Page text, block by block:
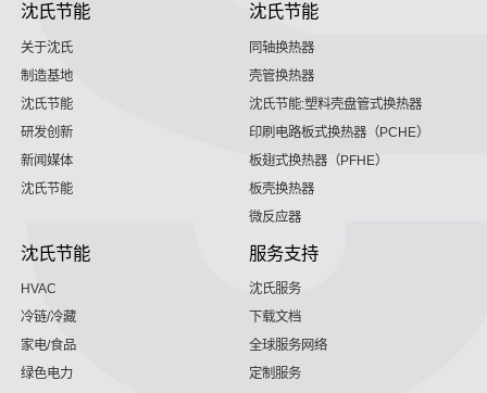
沈氏节能
关于沈氏
制造基地
沈氏节能
研发创新
新闻媒体
沈氏节能
沈氏节能
同轴换热器
壳管换热器
沈氏节能:塑料壳盘管式换热器
印刷电路板式换热器（PCHE）
板翅式换热器（PFHE）
板壳换热器
微反应器
沈氏节能
HVAC
冷链/冷藏
家电/食品
绿色电力
服务支持
沈氏服务
下载文档
全球服务网络
定制服务